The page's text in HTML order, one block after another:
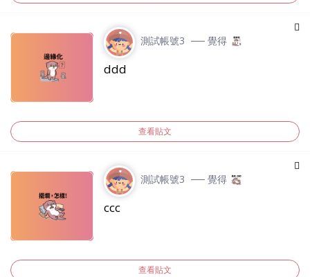
測試帳號3 ── 覺得
ddd
查看貼文
測試帳號3 ── 覺得
ccc
查看貼文